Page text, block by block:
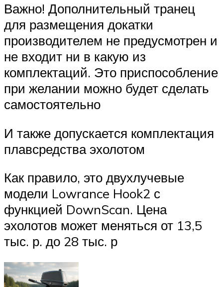
Важно! Дополнительный транец
для размещения докатки
производителем не предусмотрен и
не входит ни в какую из
комплектаций. Это приспособление
при желании можно будет сделать
самостоятельно
И также допускается комплектация
плавсредства эхолотом
Как правило, это двухлучевые
модели Lowrance Hook2 с
функцией DownScan. Цена
эхолотов может меняться от 13,5
тыс. р. до 28 тыс. р